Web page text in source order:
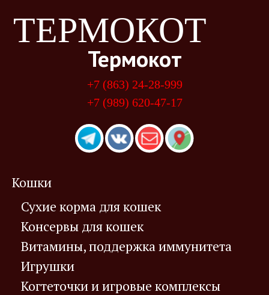
ТЕРМОКОТ
Термокот
+7 (863) 24-28-999
+7 (989) 620-47-17
Кошки
Сухие корма для кошек
Консервы для кошек
Витамины, поддержка иммунитета
Игрушки
Когтеточки и игровые комплексы